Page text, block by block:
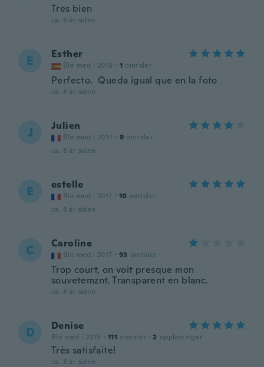
Tres bien
ca. 8 år siden
E Esther
Ble med i 2018 · 1 omtaler
Perfecto. Queda igual que en la foto
ca. 8 år siden
J Julien
Ble med i 2014 · 9 omtaler
ca. 8 år siden
E estelle
Ble med i 2017 · 10 omtaler
ca. 8 år siden
C Caroline
Ble med i 2017 · 93 omtaler
Trop court, on voit presque mon
souvetemznt. Transparent en blanc.
ca. 8 år siden
D Denise
Ble med i 2015 · 111 omtaler · 2 opplastinger
Très satisfaite!
ca. 8 år siden